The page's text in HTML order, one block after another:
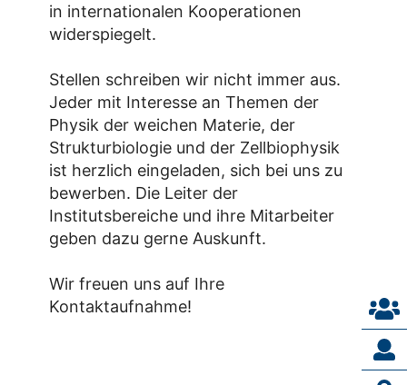
in internationalen Kooperationen
widerspiegelt.
Stellen schreiben wir nicht immer aus.
Jeder mit Interesse an Themen der
Physik der weichen Materie, der
Strukturbiologie und der Zellbiophysik
ist herzlich eingeladen, sich bei uns zu
bewerben. Die Leiter der
Institutsbereiche und ihre Mitarbeiter
geben dazu gerne Auskunft.
Wir freuen uns auf Ihre
Kontaktaufnahme!